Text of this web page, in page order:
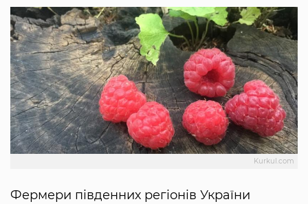
Kurkul.com
Фермери південних регіонів України